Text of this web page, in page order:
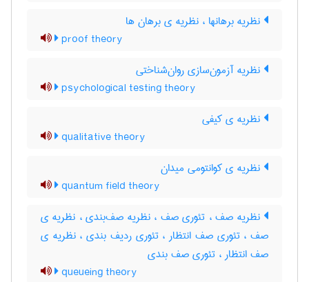
نظریه برهانها ، نظریه ی برهان ها
proof theory
نظریه آزمون‌سازی روان‌شناختی
psychological testing theory
نظریه ی کیفی
qualitative theory
نظریه ی کوانتومی میدان
quantum field theory
نظریه صف ، تئوری صف ، نظریه صف‌بندی ، نظریه ی
صف ، تئوری صف انتظار ، تئوری ردیف بندی ، نظریه ی
صف انتظار ، تئوری صف بندی
queueing theory